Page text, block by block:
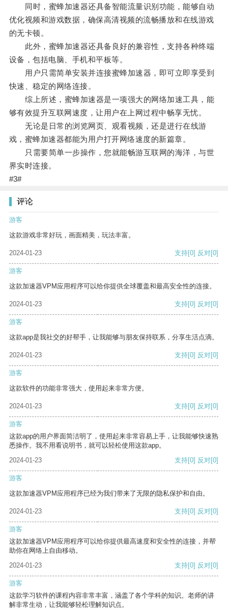
同时，蜜蜂加速器还具备智能流量识别功能，能够自动
优化视频和游戏数据，确保高清视频的流畅播放和在线游戏
的无卡顿。
此外，蜜蜂加速器还具备良好的兼容性，支持各种终端
设备，包括电脑、手机和平板等。
用户只需简单安装并连接蜜蜂加速器，即可立即享受到
快速、稳定的网络连接。
综上所述，蜜蜂加速器是一项强大的网络加速工具，能
够有效提升互联网速度，让用户在上网过程中畅享无忧。
无论是日常的浏览网页、观看视频，还是进行在线游
戏，蜜蜂加速器都能为用户打开网络速度的新篇章。
只需要简单一步操作，您就能畅游互联网的海洋，与世
界实时连接。
#3#
评论
游客
这款游戏非常好玩，画面精美，玩法丰富。
2024-01-23 支持[0] 反对[0]
游客
这款加速器VPM应用程序可以给你提供全球覆盖和最高安全性的连接。
2024-01-23 支持[0] 反对[0]
游客
这款app是我社交的好帮手，让我能够与朋友保持联系，分享生活点滴。
2024-01-23 支持[0] 反对[0]
游客
这款软件的功能非常强大，使用起来非常方便。
2024-01-23 支持[0] 反对[0]
游客
这款app的用户界面简洁明了，使用起来非常容易上手，让我能够快速熟
悉操作。我不用看说明书，就可以轻松使用这款app。
2024-01-23
支持[0] 反对[0]
游客
这款加速器VPM应用程序已经为我们带来了无限的隐私保护和自由。
2024-01-23 支持[0] 反对[0]
游客
这款加速器VPM应用程序可以给你提供最高速度和安全性的连接，并帮
助你在网络上自由移动。
2024-01-23
支持[0] 反对[0]
游客
这款学习软件的课程内容非常丰富，涵盖了各个学科的知识。老师的讲
解非常生动，让我能够轻松理解知识点。